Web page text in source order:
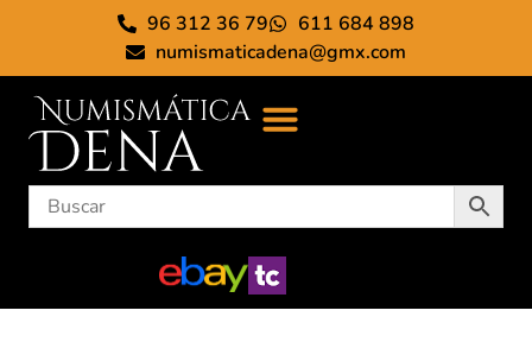
96 312 36 79
611 684 898
numismaticadena@gmx.com